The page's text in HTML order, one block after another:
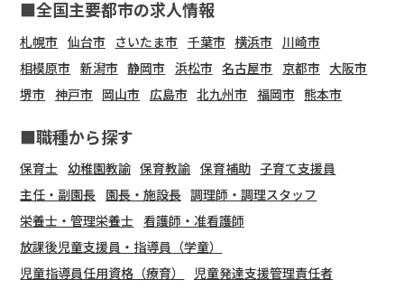
■全国主要都市の求人情報
札幌市 仙台市 さいたま市 千葉市 横浜市
川崎市
相模原市 新潟市 静岡市 浜松市 名古屋市 京都市 大阪市
堺市 神戸市 岡山市 広島市 北九州市 福岡市 熊本市
■職種から探す
保育士 幼稚園教諭 保育教諭 保育補助 子育て支援員
主任・副園長 園長・施設長 調理師・調理スタッフ
栄養士・管理栄養士 看護師・准看護師
放課後児童支援員・指導員（学童）
児童指導員任用資格（療育）
児童発達支援管理責任者